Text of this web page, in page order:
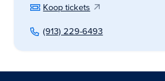
Koop tickets
(913) 229-6493